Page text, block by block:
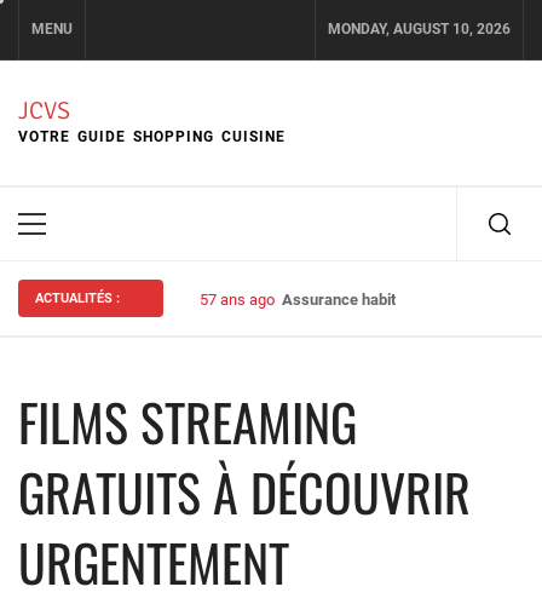
content
MENU MONDAY, AUGUST 10, 2026
JCVS
VOTRE GUIDE SHOPPING CUISINE
Primary
ACTUALITÉS : 57 ans ago Assurance habitation : bien choisir
FILMS STREAMING
GRATUITS À DÉCOUVRIR
URGENTEMENT